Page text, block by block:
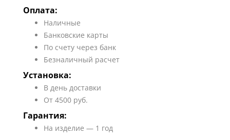
Оплата:
Наличные
Банковские карты
По счету через банк
Безналичный расчет
Установка:
В день доставки
От 4500 руб.
Гарантия:
На изделие — 1 год